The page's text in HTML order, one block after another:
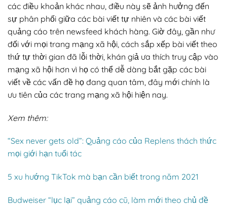
các điều khoản khác nhau, điều này sẽ ảnh hưởng đến
sự phân phối giữa các bài viết tự nhiên và các bài viết
quảng cáo trên newsfeed khách hàng. Giờ đây, gần như
đối với mọi trang mạng xã hội, cách sắp xếp bài viết theo
thứ tự thời gian đã lỗi thời, khán giả ưa thích truy cập vào
mạng xã hội hơn vì họ có thể dễ dàng bắt gặp các bài
viết về các vấn đề họ đang quan tâm, đây mới chính là
ưu tiên của các trang mạng xã hội hiện nay.
Xem thêm:
“Sex never gets old”: Quảng cáo của Replens thách thức
mọi giới hạn tuổi tác
5 xu hướng TikTok mà bạn cần biết trong năm 2021
Budweiser “lục lại” quảng cáo cũ, làm mới theo chủ đề